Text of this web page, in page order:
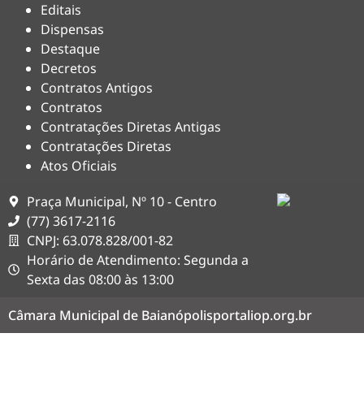
Editais
Dispensas
Destaque
Decretos
Contratos Antigos
Contratos
Contratações Diretas Antigas
Contratações Diretas
Atos Oficiais
Praça Municipal, Nº 10 - Centro
(77) 3617-2116
CNPJ: 63.078.828/001-82
Horário de Atendimento: Segunda a
Sexta das 08:00 às 13:00
Câmara Municipal de Baianópolisportaliop.org.br